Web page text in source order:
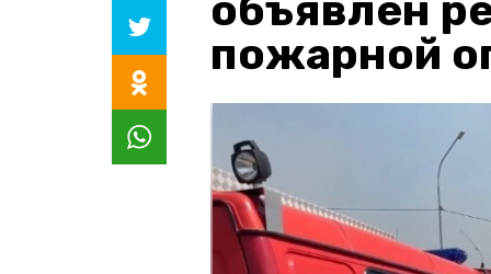
пожарной